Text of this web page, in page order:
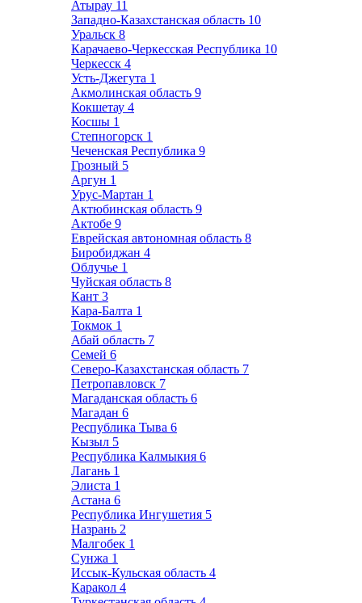
Атырау 11
Западно-Казахстанская область 10
Уральск 8
Карачаево-Черкесская Республика 10
Черкесск 4
Усть-Джегута 1
Акмолинская область 9
Кокшетау 4
Косшы 1
Степногорск 1
Чеченская Республика 9
Грозный 5
Аргун 1
Урус-Мартан 1
Актюбинская область 9
Актобе 9
Еврейская автономная область 8
Биробиджан 4
Облучье 1
Чуйская область 8
Кант 3
Кара-Балта 1
Токмок 1
Абай область 7
Семей 6
Северо-Казахстанская область 7
Петропавловск 7
Магаданская область 6
Магадан 6
Республика Тыва 6
Кызыл 5
Республика Калмыкия 6
Лагань 1
Элиста 1
Астана 6
Республика Ингушетия 5
Назрань 2
Малгобек 1
Сунжа 1
Иссык-Кульская область 4
Каракол 4